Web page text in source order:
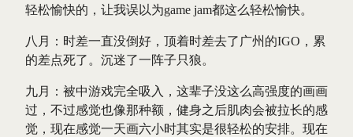
轻松愉快的，让我误以为game jam都这么轻松愉快。
八月：时差一直没倒好，顶着时差去了广州的IGO，累
的差点死了。沉迷了一阵子只狼。
九月：被中游戏完全吸入，这辈子没这么高强度的画画
过，不过感觉也像那种额，健身之后肌肉会被拉长的感
觉，现在感觉一天画六小时其实是很轻松的安排。现在